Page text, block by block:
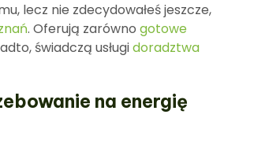
lecz nie zdecydowałeś jeszcze,
. Oferują zarówno gotowe
świadczą usługidoradztwa
na energię